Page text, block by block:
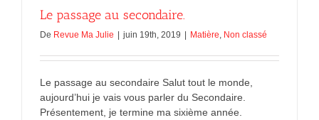
Le passage au secondaire.
De Revue Ma Julie juin 19th, 2019 Matière, Non classé
Le passage au secondaire Salut tout le monde,
aujourd’hui je vais vous parler du Secondaire.
Présentement, je termine ma sixième année.